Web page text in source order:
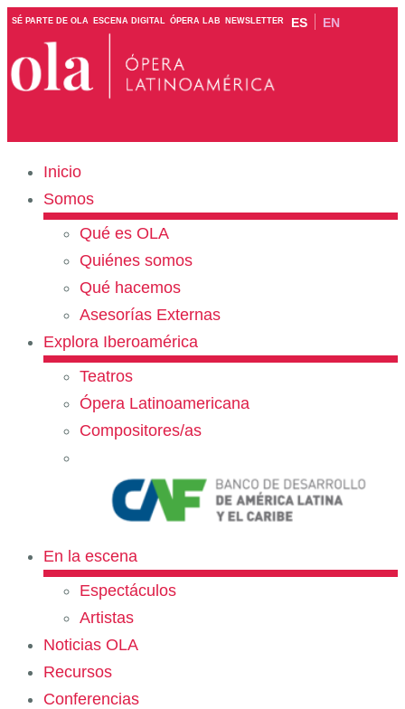
SÉ PARTE DE OLA ESCENA DIGITAL ÓPERA LAB NEWSLETTER ES EN
Inicio
Somos
Qué es OLA
Quiénes somos
Qué hacemos
Asesorías Externas
Explora Iberoamérica
Teatros
Ópera Latinoamericana
Compositores/as
En la escena
Espectáculos
Artistas
Noticias OLA
Recursos
Conferencias